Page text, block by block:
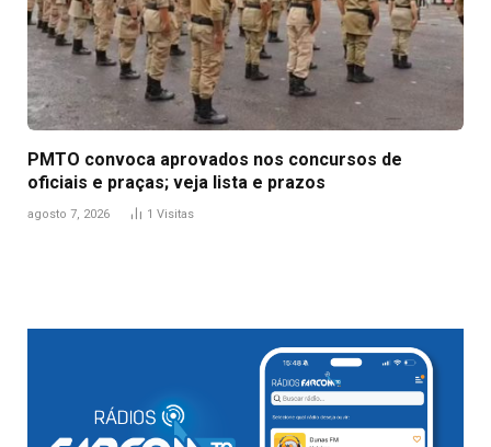
PMTO convoca aprovados nos concursos de
oficiais e praças; veja lista e prazos
agosto 7, 2026 1 Visitas